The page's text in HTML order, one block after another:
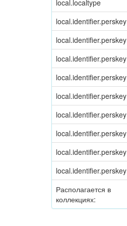
local.localtype
local.identifier.perskey
local.identifier.perskey
local.identifier.perskey
local.identifier.perskey
local.identifier.perskey
local.identifier.perskey
local.identifier.perskey
local.identifier.perskey
local.identifier.perskey
Располагается в
коллекциях: